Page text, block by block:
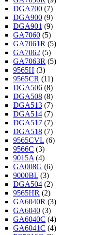
DGA700 (7)
DGA900 (9)
DGA901 (9)
GA7060 (5)
GA7061R (5)
GA7062 (5)
GA7063R (5)
9565H (3)
9565CR (11)
DGA506 (8)
DGA508 (8)
DGA513 (7)
DGA514 (7)
DGA517 (7)
DGA518 (7)
9565CVL (6)
9566C (3)
9015A (4)
GA008G (6)
9000BL (3)
DGA504 (2)
9565HR (2)
GA6040R (3)
GA6040 (3)
GA6040C (4)
GA6041C (4)